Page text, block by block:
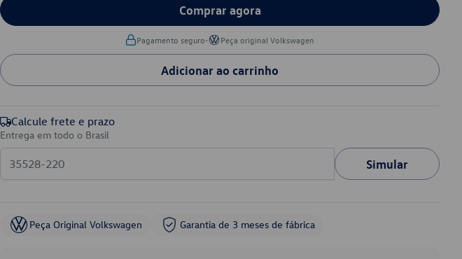
Comprar agora
Pagamento seguro• Peça original Volkswagen
Adicionar ao carrinho
Calcule frete e prazo
Entrega em todo o Brasil
Simular
Peça Original Volkswagen Garantia de 3 meses de fábrica